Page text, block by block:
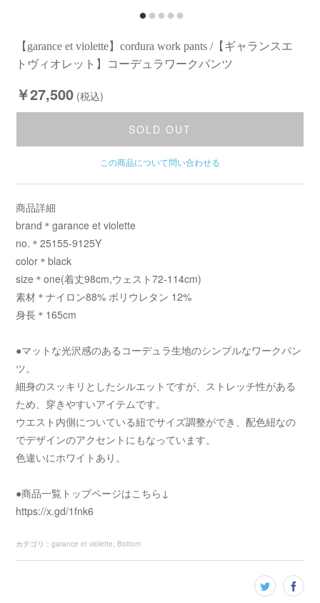
【garance et violette】cordura work pants /【ギャランスエ
トヴィオレット】コーデュラワークパンツ
￥27,500 (税込)
SOLD OUT
この商品について問い合わせる
商品詳細
brand＊garance et violette
no.＊25155-9125Y
color＊black
size＊one(着丈98cm,ウェスト72-114cm)
素材＊ナイロン88% ポリウレタン 12%
身長＊165cm
●マットな光沢感のあるコーデュラ生地のシンプルなワークパン
ツ。
細身のスッキリとしたシルエットですが、ストレッチ性がある
ため、穿きやすいアイテムです。
ウエスト内側についている紐でサイズ調整ができ、配色紐なの
でデザインのアクセントにもなっています。
色違いにホワイトあり。
●商品一覧トップページはこちら↓
https://x.gd/1fnk6
カテゴリ ：garance et violette Bottom